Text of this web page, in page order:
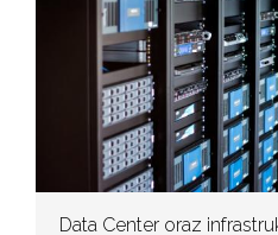
Data Center oraz